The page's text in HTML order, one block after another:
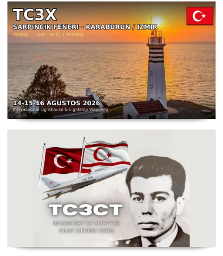
TC3X - Sarpıncık Feneri'nden ILLW'de Aktif Olacak - 14-
Şehit Pilot Yüzbaşı Cengiz Topel Anma Etkinliği